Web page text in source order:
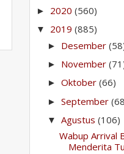
► 2020(560)
▼ 2019(885)
► Desember
► November
►Oktober(66)
►September
▼Agustus(106)
Wabup Arrival
Menderita